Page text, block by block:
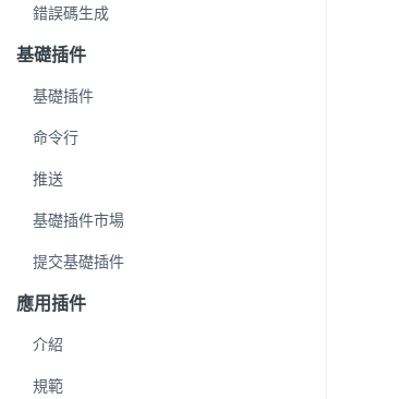
錯誤碼生成
基礎插件
基礎插件
命令行
推送
基礎插件市場
提交基礎插件
應用插件
介紹
規範